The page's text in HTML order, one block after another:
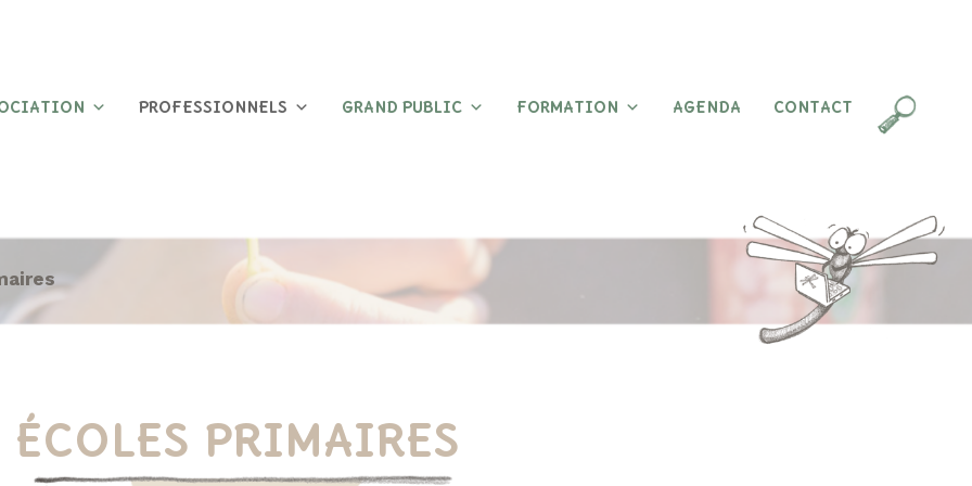
PROFESSIONNELS GRAND PUBLIC FORMATION AGENDA CONTACT
ÉCOLES PRIMAIRES